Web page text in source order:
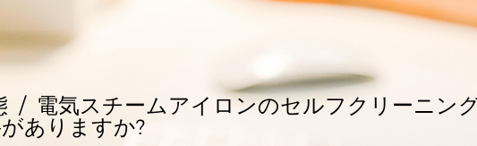
/ 電気スチームアイロンのセルフクリーニン
ありますか?